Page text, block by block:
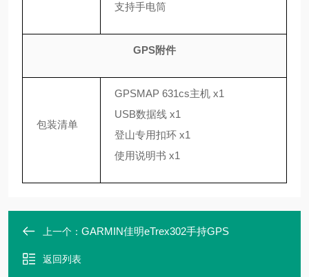
支持手电筒
GPS附件
包装清单
GPSMAP 631cs主机 x1
USB数据线 x1
登山专用扣环 x1
使用说明书 x1
上一个： GARMIN佳明eTrex302手持GPS
返回列表